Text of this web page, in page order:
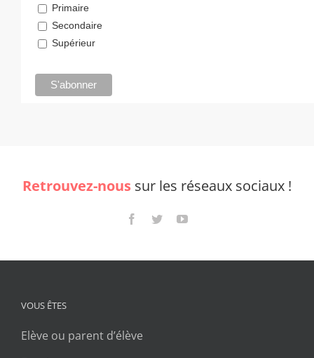
Primaire
Secondaire
Supérieur
Retrouvez-nous sur les réseaux sociaux !
VOUS ÊTES
Elève ou parent d’élève